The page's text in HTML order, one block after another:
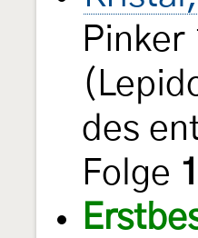
Pinker
des
Folge